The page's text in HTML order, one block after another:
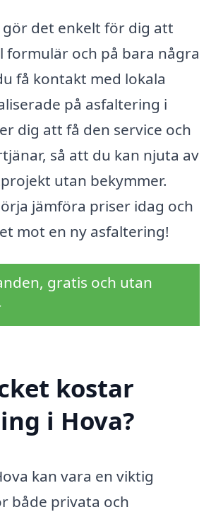
det enkelt för dig att
formulär och på bara några
få kontakt med lokala
på asfaltering i
dig att få den service och
så att du kan njuta av
utan bekymmer.
jämföra priser idag och
mot en ny asfaltering!
gratis och utan
kostar
i Hova?
kan vara en viktig
både privata och